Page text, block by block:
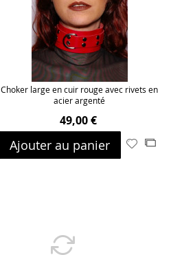
Choker large en cuir rouge avec rivets en
acier argenté
49,00 €
Ajouter au panier
Ajouter